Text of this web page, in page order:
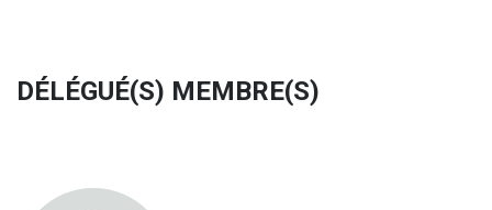
DÉLÉGUÉ(S) MEMBRE(S)